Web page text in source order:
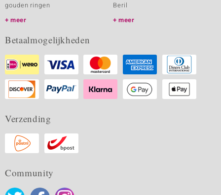
gouden ringen
meer
Beril
meer
Betaalmogelijkheden
Verzending
Community